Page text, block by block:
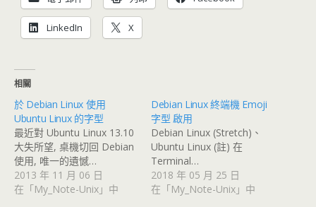
LinkedIn X
相關
於 Debian Linux 使用
Ubuntu Linux 的字型
最近對 Ubuntu Linux 13.10
大失所望, 桌機切回 Debian
使用, 唯一的遺憾…
2013 年 11 月 06 日
在「My_Note-Unix」中
Debian Linux 終端機 Emoji
字型 啟用
Debian Linux (Stretch)、
Ubuntu Linux (註) 在
Terminal…
2018 年 05 月 25 日
在「My_Note-Unix」中